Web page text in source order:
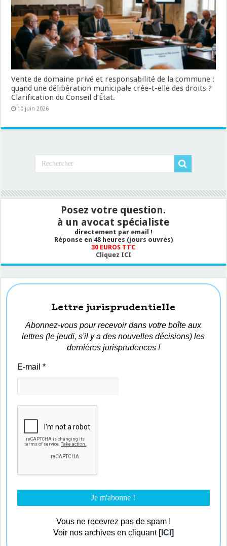
Vente de domaine privé et responsabilité de la commune :
quand une délibération municipale crée-t-elle des droits ?
Clarification du Conseil d’État.
10 juin 2026
Posez votre question.
à un avocat spécialiste
directement par email !
Réponse en 48 heures (jours ouvrés)
30 EUROS TTC
Cliquez ICI
Lettre jurisprudentielle
Abonnez-vous pour recevoir dans votre boîte aux
lettres (le jeudi, s'il y a des nouvelles décisions) les
dernières jurisprudences !
E-mail*
Vous ne recevrez pas de spam !
Voir nos archives en cliquant [ICI]